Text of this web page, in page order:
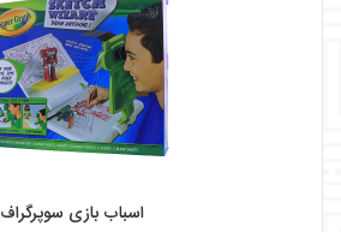
اسباب بازی سوپرگراف